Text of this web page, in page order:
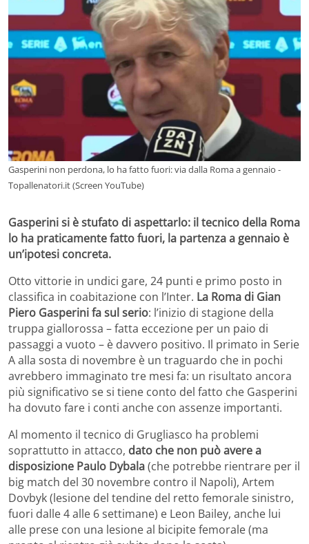
Gasperini non perdona, lo ha fatto fuori: via dalla Roma a gennaio -
Topallenatori.it (Screen YouTube)
Gasperini si è stufato di aspettarlo: il tecnico della Roma
lo ha praticamente fatto fuori, la partenza a gennaio è
un’ipotesi concreta.
Otto vittorie in undici gare, 24 punti e primo posto in
classifica in coabitazione con l’Inter. La Roma di Gian
Piero Gasperini fa sul serio: l’inizio di stagione della
truppa giallorossa – fatta eccezione per un paio di
passaggi a vuoto – è davvero positivo. Il primato in Serie
A alla sosta di novembre è un traguardo che in pochi
avrebbero immaginato tre mesi fa: un risultato ancora
più significativo se si tiene conto del fatto che Gasperini
ha dovuto fare i conti anche con assenze importanti.
Al momento il tecnico di Grugliasco ha problemi
soprattutto in attacco, dato che non può avere a
disposizione Paulo Dybala(che potrebbe rientrare per il
big match del 30 novembre contro il Napoli), Artem
Dovbyk (lesione del tendine del retto femorale sinistro,
fuori dalle 4 alle 6 settimane) e Leon Bailey, anche lui
alle prese con una lesione al bicipite femorale (ma